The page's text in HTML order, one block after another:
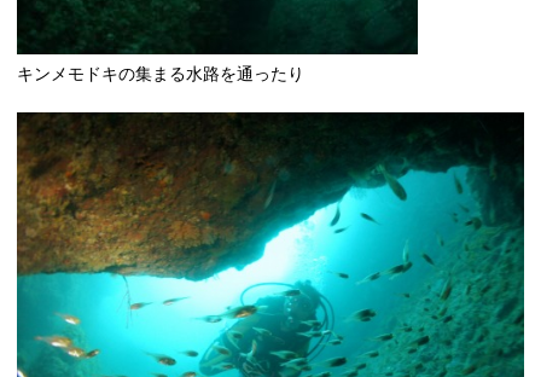
キンメモドキの集まる水路を通ったり